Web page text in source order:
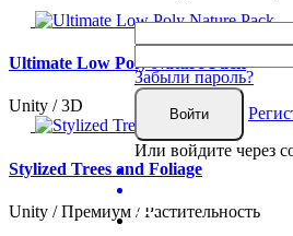
Забыли пароль?
Войти
Или войдите через
Ultimate Low Poly Nature Pack
Unity / 3D
Stylized Trees and Foliage
Unity / Премиум / Растительность